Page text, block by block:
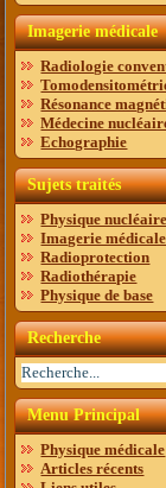
Imagerie médicale
Radiologie
Résonance
Médecine
Echographie
Sujets traités
Physique nucléaire
Imagerie médicale
Radioprotection
Radiothérapie
Physique de base
Recherche
Menu Principal
Physique médicale
Articles récents